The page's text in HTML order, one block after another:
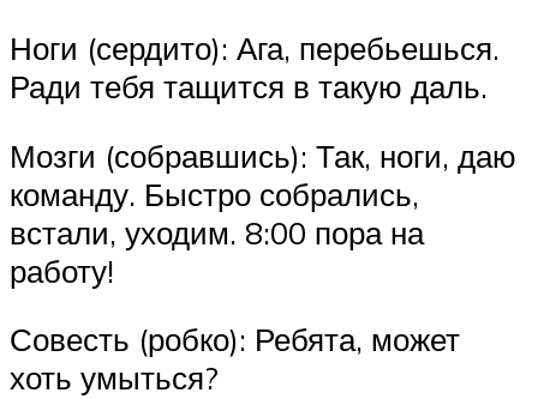
Ноги (сердито): Ага, перебьешься.
Ради тебя тащится в такую даль.
Мозги (собравшись): Так, ноги, даю
команду. Быстро собрались,
встали, уходим. 8:00 пора на
работу!
Совесть (робко): Ребята, может
хоть умыться?